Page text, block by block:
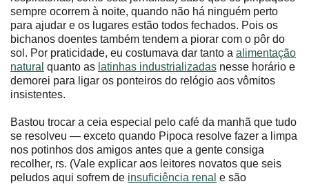
sempre ocorrem à noite, quando não há ninguém perto
para ajudar e os lugares estão todos fechados. Pois os
bichanos doentes também tendem a piorar com o pôr do
sol. Por praticidade, eu costumava dar tanto a alimentação
natural quanto as latinhas industrializadas nesse horário e
demorei para ligar os ponteiros do relógio aos vômitos
insistentes.
Bastou trocar a ceia especial pelo café da manhã que tudo
se resolveu ― exceto quando Pipoca resolve fazer a limpa
nos potinhos dos amigos antes que a gente consiga
recolher, rs. (Vale explicar aos leitores novatos que seis
peludos aqui sofrem de insuficiência renal e são